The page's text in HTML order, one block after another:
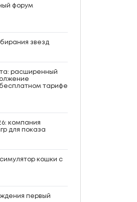
форум
звезд
расширенный
бесплатном тарифе
компания
для показа
кошки с
первый